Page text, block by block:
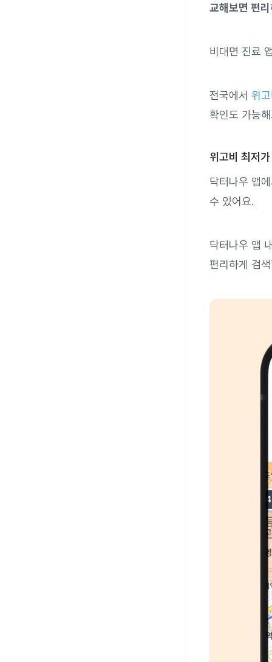
교해보면 편리
비대면 진료
전국에서 위
확인도 가능
위고비 최저
닥터나우 앱
수 있어요.
닥터나우 앱
편리하게 검